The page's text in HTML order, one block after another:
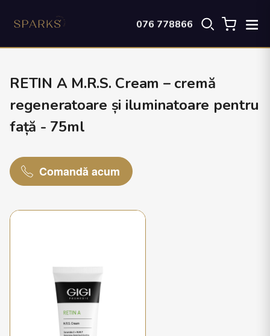
076 778866
RETIN A M.R.S. Cream – cremă
regeneratoare și iluminatoare pentru
față - 75ml
Comandă acum